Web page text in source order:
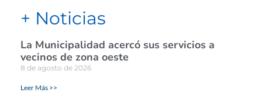
+ Noticias
La Municipalidad acercó sus servicios a
vecinos de zona oeste
8 de agosto de 2026
Leer Más >>